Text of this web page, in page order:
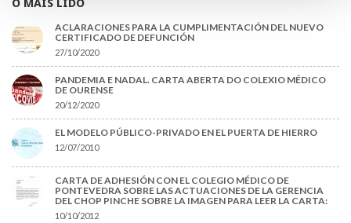
O MÁIS LIDO
ACLARACIONES PARA LA CUMPLIMENTACIÓN DEL NUEVO
CERTIFICADO DE DEFUNCIÓN
27/10/2020
PANDEMIA E NADAL. CARTA ABERTA DO COLEXIO MÉDICO
DE OURENSE
20/12/2020
EL MODELO PÚBLICO-PRIVADO EN EL PUERTA DE HIERRO
12/07/2010
CARTA DE ADHESIÓN CON EL COLEGIO MÉDICO DE
PONTEVEDRA SOBRE LAS ACTUACIONES DE LA GERENCIA
DEL CHOP PINCHE SOBRE LA IMAGEN PARA LEER LA CARTA:
10/10/2012